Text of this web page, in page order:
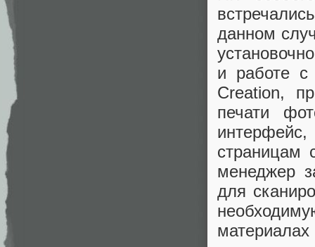
данном
и работе
Creation,
печати
страницам
менеджер
для
материалах